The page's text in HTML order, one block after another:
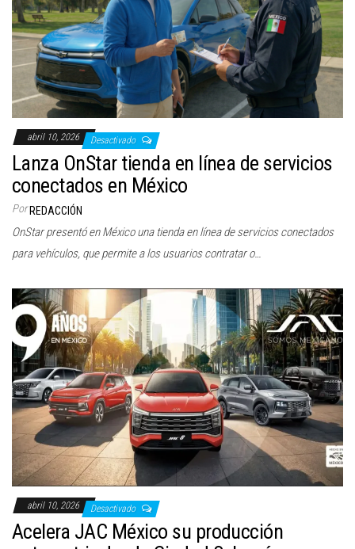
abril 10, 2026 Desactivado
Lanza OnStar tienda en línea de servicios
conectados en México
Por REDACCIÓN
OnStar presentó en México una tienda en línea de servicios conectados
para vehículos, que permite a los usuarios contratar o…
abril 10, 2026 Desactivado
Acelera JAC México su producción